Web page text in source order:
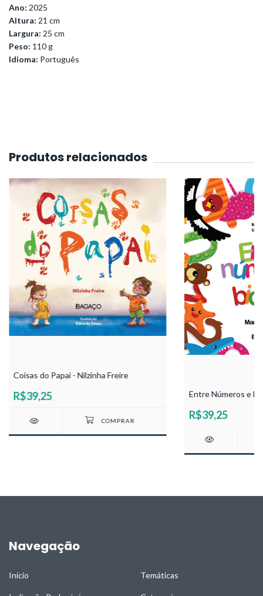
Ano: 2025
Altura: 21 cm
Largura: 25 cm
Peso: 110 g
Idioma: Português
Produtos relacionados
Coisas do Papai - Nilzinha Freire
R$39,25 Entre Números e
R$39,25
Navegação
Início Temáticas